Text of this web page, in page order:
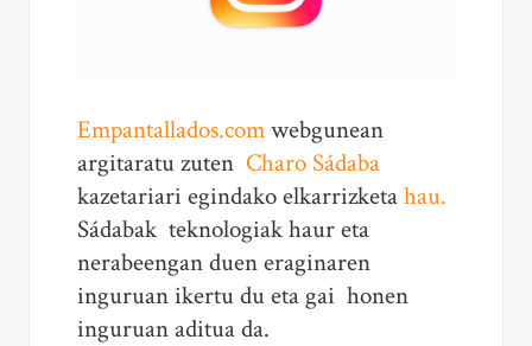
Empantallados.comwebgunean
argitaratu zuten Charo Sádaba
kazetariari egindako elkarrizketahau.
Sádabak teknologiak haur eta
nerabeengan duen eraginaren
inguruan ikertu du eta gai honen
inguruan aditua da.